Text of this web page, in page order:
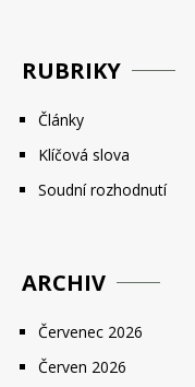
RUBRIKY
Články
Klíčová slova
Soudní rozhodnutí
ARCHIV
Červenec 2026
Červen 2026